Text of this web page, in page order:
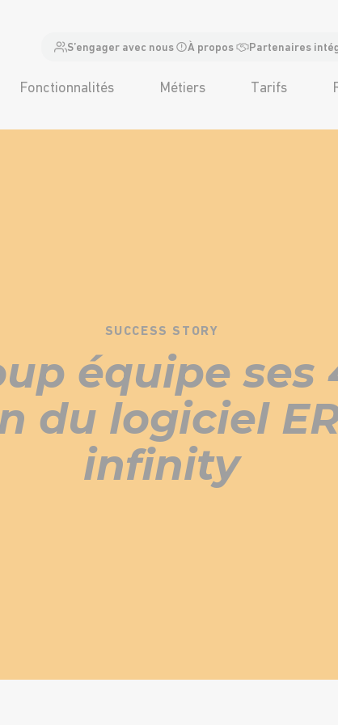
Fonctionnalités Métiers Tarifs
S’engager avec nous À propos Partenaires
SUCCESS STORY
équipe ses
du logiciel
infinity